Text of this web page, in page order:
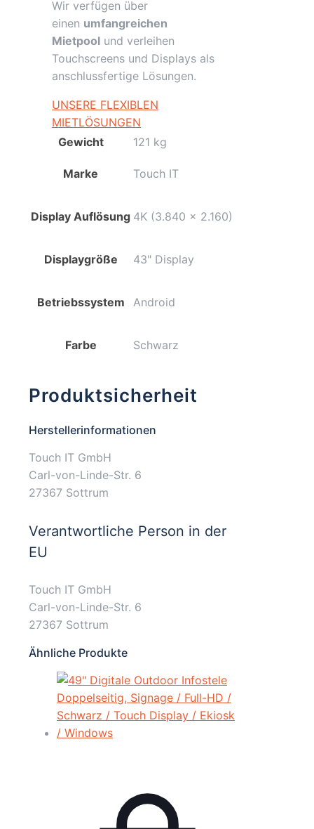
Wir verfügen über
einen umfangreichen
Mietpool und verleihen
Touchscreens und Displays als
anschlussfertige Lösungen.
UNSERE FLEXIBLEN
MIETLÖSUNGEN
Gewicht
121 kg
Marke Touch IT
Display Auflösung 4K (3.840 x 2.160)
Displaygröße 43" Display
Betriebssystem Android
Farbe Schwarz
Produktsicherheit
Herstellerinformationen
Touch IT GmbH
Carl-von-Linde-Str. 6
27367 Sottrum
Verantwortliche Person in der
EU
Touch IT GmbH
Carl-von-Linde-Str. 6
27367 Sottrum
Ähnliche Produkte